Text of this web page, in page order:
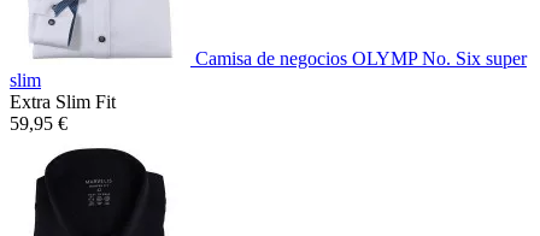
Camisa de negocios OLYMP No. Six super
slim
Extra Slim Fit
59,95 €